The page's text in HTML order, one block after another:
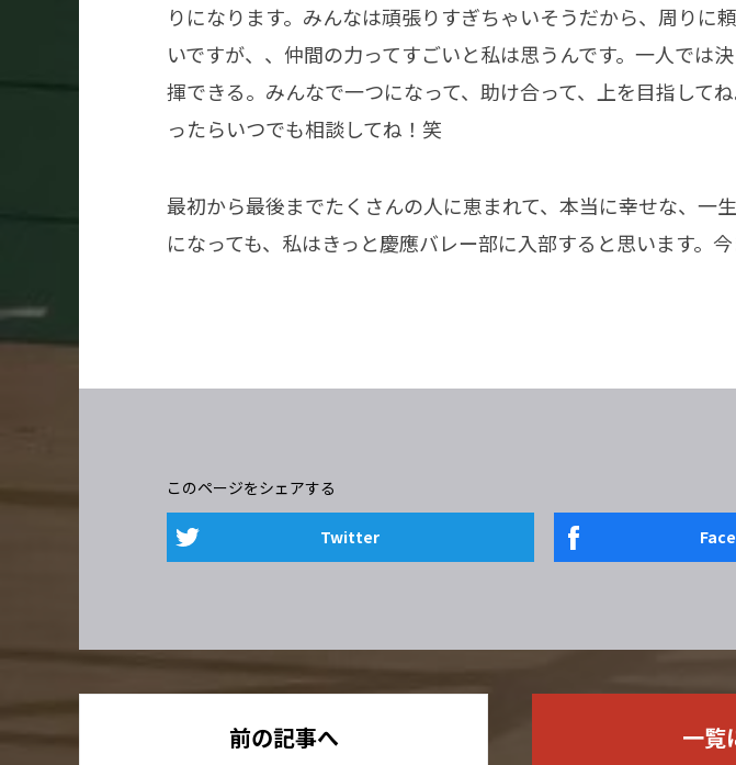
りになります。みんなは頑張りすぎちゃいそうだから、周りに
いですが、、仲間の力ってすごいと私は思うんです。一人では
揮できる。みんなで一つになって、助け合って、上を目指して
ったらいつでも相談してね！笑
最初から最後までたくさんの人に恵まれて、本当に幸せな、
になっても、私はきっと慶應バレー部に入部すると思います。
このページをシェアする
Twitter
前の記事へ 一覧